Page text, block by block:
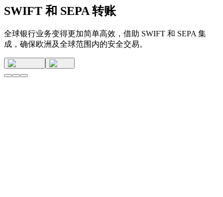
SWIFT 和 SEPA 转账
全球银行业务变得更加简单高效，借助 SWIFT 和 SEPA 集
成，确保欧洲及全球范围内的安全交易。